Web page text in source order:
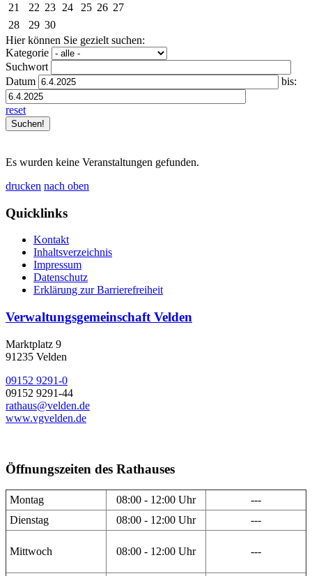
21
22 23 24 25 26 27
28
29 30
Hier können Sie gezielt suchen:
Kategorie
Suchwort
Datum
bis:
reset
Es wurden keine Veranstaltungen gefunden.
drucken nach oben
Quicklinks
Kontakt
Inhaltsverzeichnis
Impressum
Datenschutz
Erklärung zur Barrierefreiheit
Verwaltungsgemeinschaft Velden
Marktplatz 9
91235 Velden
09152 9291-0
09152 9291-44
rathaus@velden.de
www.vgvelden.de
Öffnungszeiten des Rathauses
Montag 08:00 - 12:00 Uhr
---
Dienstag
08:00 - 12:00 Uhr ---
Mittwoch 08:00 - 12:00 Uhr ---